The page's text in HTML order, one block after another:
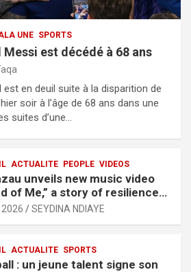
UNE SPORTS
est décédé à 68 ans
en deuil suite à la disparition de
soir à l’âge de 68 ans dans une
suites d’une…
ACTUALITE PEOPLE VIDEOS
unveils new music video
of Me,” a story of resilience
SEYDINA NDIAYE
ACTUALITE SPORTS
: un jeune talent signe son